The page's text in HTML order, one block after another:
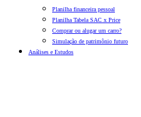
Planilha financeira pessoal
Planilha Tabela SAC x Price
Comprar ou alugar um carro?
Simulação de patrimônio futuro
Análises e Estudos